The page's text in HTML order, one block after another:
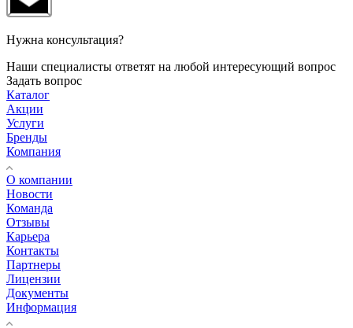
Нужна консультация?
Наши специалисты ответят на любой интересующий вопрос
Задать вопрос
Каталог
Акции
Услуги
Бренды
Компания
О компании
Новости
Команда
Отзывы
Карьера
Контакты
Партнеры
Лицензии
Документы
Информация